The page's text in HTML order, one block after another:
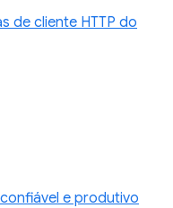
de cliente HTTP do
e produtivo